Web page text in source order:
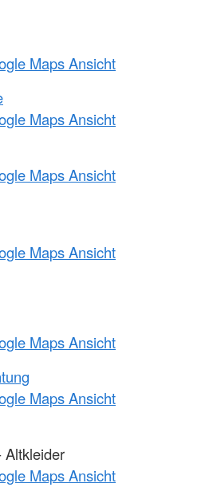
Maps Ansicht
Maps Ansicht
Maps Ansicht
Maps Ansicht
Maps Ansicht
Maps Ansicht
Altkleider
Maps Ansicht